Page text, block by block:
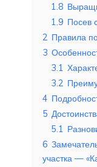
1.8
1.9 Посев
2 Правила
3
3.1
3.2
4
5
5.1
6
участка —